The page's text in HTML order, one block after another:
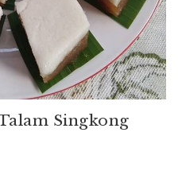
Singkong